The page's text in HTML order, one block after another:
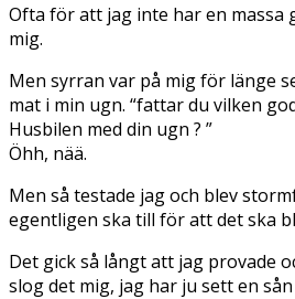
Ofta för att jag inte har en massa
mig.
Men syrran var på mig för länge
mat i min ugn. “fattar du vilken
Husbilen med din ugn ? ”
Öhh, nää.
Men så testade jag och blev
egentligen ska till för att det ska
Det gick så långt att jag provade
slog det mig, jag har ju sett en